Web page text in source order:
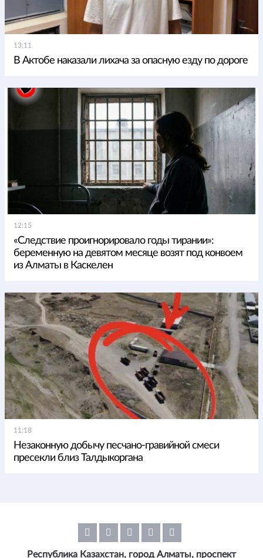
13:11
В Актобе наказали лихача за опасную езду по дороге
12:15
«Следствие проигнорировало годы тирании»:
беременную на девятом месяце возят под конвоем
из Алматы в Каскелен
11:18
Незаконную добычу песчано-гравийной смеси
пресекли близ Талдыкоргана
Республика Казахстан, город Алматы, проспект